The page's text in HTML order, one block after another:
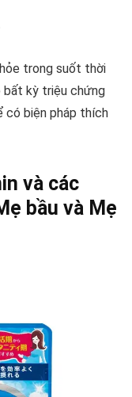
trong suốt thời
bất kỳ triệu chứng
có biện pháp thích
và các
bầu và Mẹ